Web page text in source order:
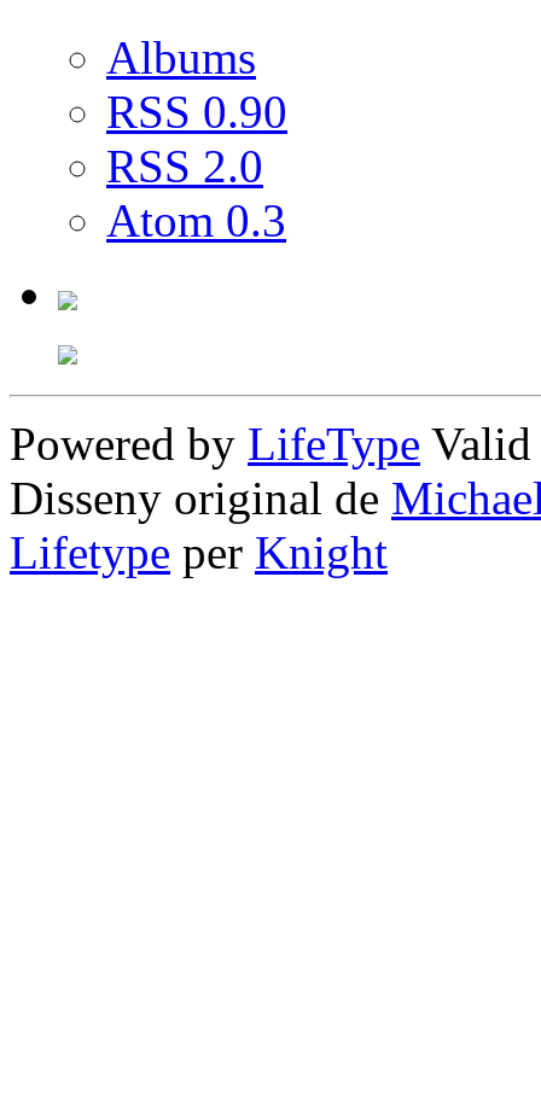
Albums
RSS 0.90
RSS 2.0
Atom 0.3
Powered by LifeType
Disseny original de
Lifetype per Knight